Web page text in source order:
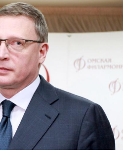
в губернаторы
Леонидовича
проект